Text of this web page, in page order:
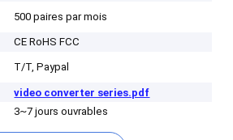
500 paires par mois
CE RoHS FCC
T/T, Paypal
video converter series.pdf
3~7 jours ouvrables